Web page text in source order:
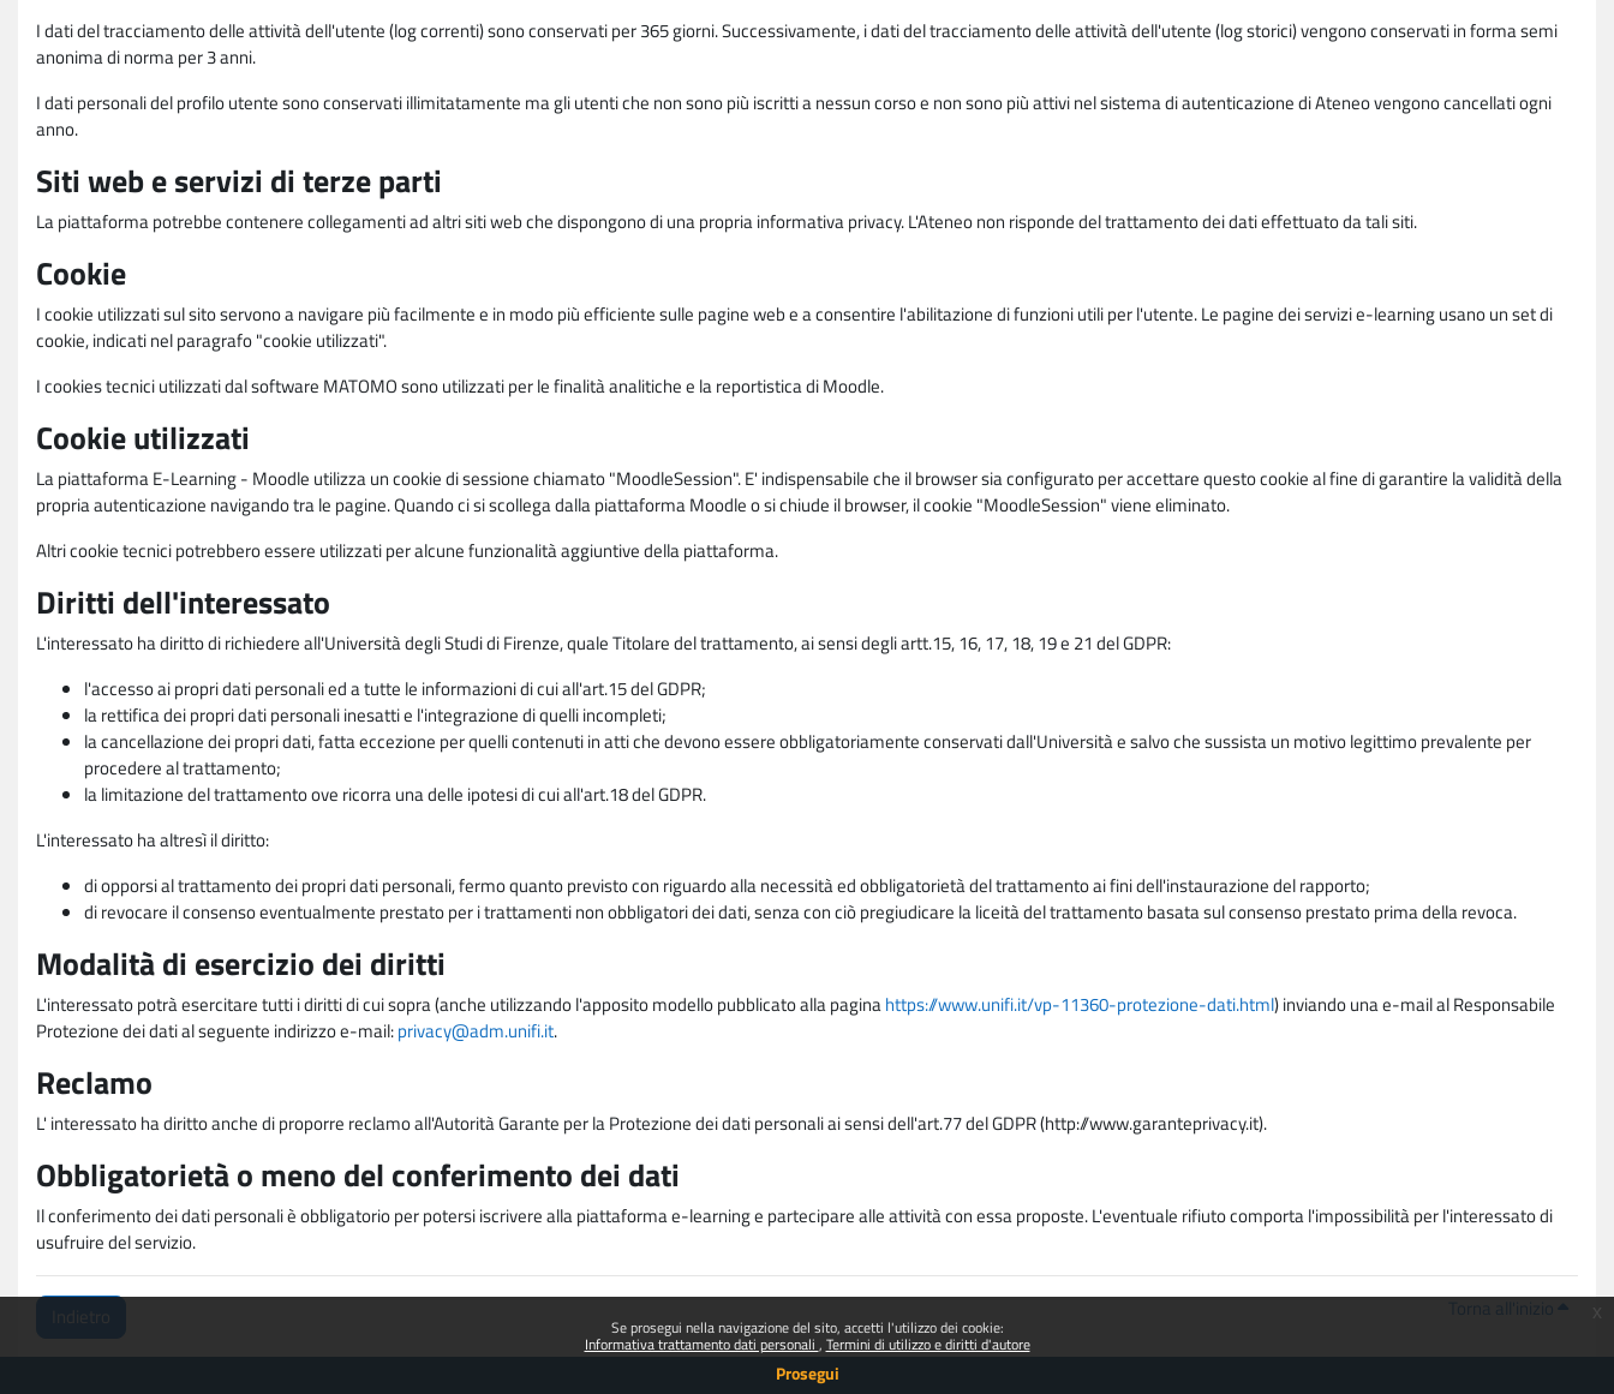
Se prosegui nella navigazione del sito, accetti l'utilizzo dei cookie:
Informativa trattamento dati personali Termini di utilizzo e diritti d'autore
Prosegui
I dati del tracciamento delle attività dell'utente (log correnti) sono conservati per 365 giorni. Successivamente, i dati del tracciamento delle attività dell'utente (log storici) vengono conservati in forma semi
anonima di norma per 3 anni.
I dati personali del profilo utente sono conservati illimitatamente ma gli utenti che non sono più iscritti a nessun corso e non sono più attivi nel sistema di autenticazione di Ateneo vengono cancellati ogni
anno.
Siti web e servizi di terze parti
La piattaforma potrebbe contenere collegamenti ad altri siti web che dispongono di una propria informativa privacy. L'Ateneo non risponde del trattamento dei dati effettuato da tali siti.
Cookie
I cookie utilizzati sul sito servono a navigare più facilmente e in modo più efficiente sulle pagine web e a consentire l'abilitazione di funzioni utili per l'utente. Le pagine dei servizi e-learning usano un set di
cookie, indicati nel paragrafo "cookie utilizzati".
I cookies tecnici utilizzati dal software MATOMO sono utilizzati per le finalità analitiche e la reportistica di Moodle.
Cookie utilizzati
La piattaforma E-Learning - Moodle utilizza un cookie di sessione chiamato "MoodleSession". E' indispensabile che il browser sia configurato per accettare questo cookie al fine di garantire la validità della
propria autenticazione navigando tra le pagine. Quando ci si scollega dalla piattaforma Moodle o si chiude il browser, il cookie "MoodleSession" viene eliminato.
Altri cookie tecnici potrebbero essere utilizzati per alcune funzionalità aggiuntive della piattaforma.
Diritti dell'interessato
L'interessato ha diritto di richiedere all'Università degli Studi di Firenze, quale Titolare del trattamento, ai sensi degli artt.15, 16, 17, 18, 19 e 21 del GDPR:
l'accesso ai propri dati personali ed a tutte le informazioni di cui all'art.15 del GDPR;
la rettifica dei propri dati personali inesatti e l'integrazione di quelli incompleti;
la cancellazione dei propri dati, fatta eccezione per quelli contenuti in atti che devono essere obbligatoriamente conservati dall'Università e salvo che sussista un motivo legittimo prevalente per
procedere al trattamento;
la limitazione del trattamento ove ricorra una delle ipotesi di cui all'art.18 del GDPR.
L'interessato ha altresì il diritto:
di opporsi al trattamento dei propri dati personali, fermo quanto previsto con riguardo alla necessità ed obbligatorietà del trattamento ai fini dell'instaurazione del rapporto;
di revocare il consenso eventualmente prestato per i trattamenti non obbligatori dei dati, senza con ciò pregiudicare la liceità del trattamento basata sul consenso prestato prima della revoca.
Modalità di esercizio dei diritti
L'interessato potrà esercitare tutti i diritti di cui sopra (anche utilizzando l'apposito modello pubblicato alla paginahttps://www.unifi.it/vp-11360-protezione-dati.html) inviando una e-mail al Responsabile
Protezione dei dati al seguente indirizzo e-mail:privacy@adm.unifi.it.
Reclamo
L' interessato ha diritto anche di proporre reclamo all'Autorità Garante per la Protezione dei dati personali ai sensi dell'art.77 del GDPR (http://www.garanteprivacy.it).
Obbligatorietà o meno del conferimento dei dati
Il conferimento dei dati personali è obbligatorio per potersi iscrivere alla piattaforma e-learning e partecipare alle attività con essa proposte. L'eventuale rifiuto comporta l'impossibilità per l'interessato di
usufruire del servizio.
Indietro Torna all'inizio